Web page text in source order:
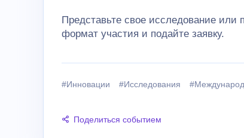
Представьте свое исследование
формат участия и подайте заявку.
#Инновации #Исследования
Поделиться событием